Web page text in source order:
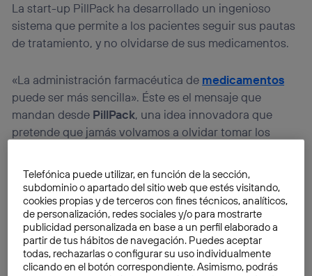
La start-up PillPack ha desarrollado un ingenioso
sistema que permite a los pacientes seguir sus pautas
de tratamiento, y no olvidarse de sus medicamentos.
«La administración farmacéutica de medicamentos
puede ser más sencilla». Éste es el mensaje que
mandan desde PillPack, una idea innovadora que
pretende que jamás volvamos a olvidar tomar los
norteamericanosdeben recibir al menos un
medicamento al día para el cuidado de su salud.
Nuestro especialista normalmente nos prescribe unos
determinados fármacos, que pueden ser de uso
crónico o temporal, y que deberemos tomar con unas
Telefónica puede utilizar, en función de la sección,
subdominio o apartado del sitio web que estés visitando,
cookies propias y de terceros con fines técnicos, analíticos,
de personalización, redes sociales y/o para mostrarte
publicidad personalizada en base a un perfil elaborado a
partir de tus hábitos de navegación. Puedes aceptar
todas, rechazarlas o configurar su uso individualmente
clicando en el botón correspondiente. Asimismo, podrás